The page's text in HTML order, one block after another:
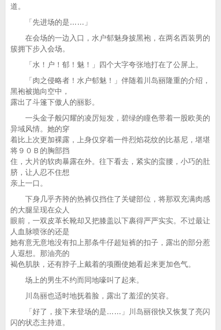
道。
「先进场的是……」
在会场的一边入口，水户郁魅身披黑袍，在两名西装男的
簇拥下步入会场。
「水！户！郁！魅！」四个大字夸张地打在了公屏上。
「肉之侵略者！水户郁魅！」伴随着川岛丽隆重的介绍，
黑袍被抛向空中，
露出了斗篷下傲人的丽影。
一头金子般闪耀的凌厉短发，碧绿的瞳色带着一股欧美的
异域风情。她的穿
着比上次更加裸露，上身仅穿着一件烈焰花纹的比基尼，堪堪
将９０Ｂ的胸部挡
住，大片的软肉暴露在外。往下看去，紧实的蛮腰，小巧的肚
脐，让人忍不住想
亲上一口。
下身几乎齐胯的热裤仅挡住了关键部位，将那双充满肉感
的大腿呈现在众人
眼前，一双皮革长靴却又把膝盖以下裹得严严实实。不过最让
人血脉喷张的还是
她有意无意地没有扣上那条牛仔超短裤的扣子，露出的部分惹
人遐想。那油亮的
褐色肌肤，还有脖子上戴着的项圈使她看起来更加色气。
场上的男生不约而同地嚎叫了起来。
川岛丽也适时地抚着脸，露出了羞涩的笑容。
「好了，接下来登场的是……」川岛丽很快又恢复了亮闪
闪的状态主持道。